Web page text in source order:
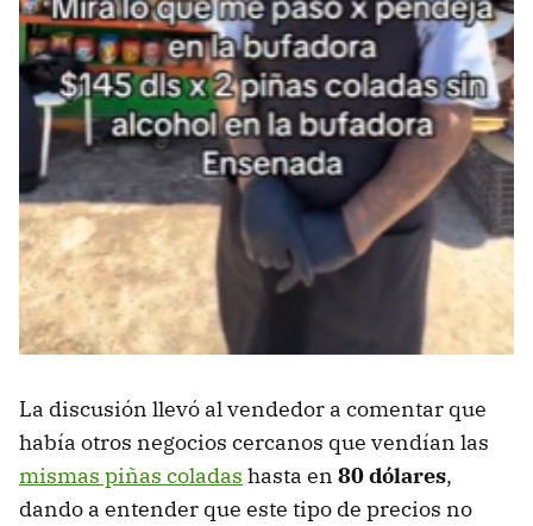
La discusión llevó al vendedor a comentar que
había otros negocios cercanos que vendían las
mismas piñas coladas hasta en 80 dólares,
dando a entender que este tipo de precios no